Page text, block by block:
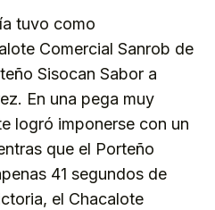
tuvo como
Comercial Sanrob de
Sisocan Sabor a
En una pega muy
logró imponerse con un
que el Porteño
41 segundos de
el Chacalote